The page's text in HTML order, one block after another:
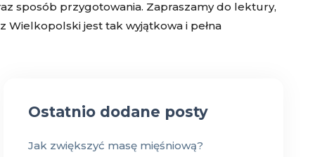
sposób przygotowania. Zapraszamy do lektury,
Wielkopolski jest tak wyjątkowa i pełna
Ostatnio dodane posty
Jak zwiększyć masę mięśniową?